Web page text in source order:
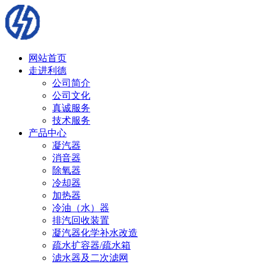
网站首页
走进利德
公司简介
公司文化
真诚服务
技术服务
产品中心
凝汽器
消音器
除氧器
冷却器
加热器
冷油（水）器
排汽回收装置
凝汽器化学补水改造
疏水扩容器/疏水箱
滤水器及二次滤网